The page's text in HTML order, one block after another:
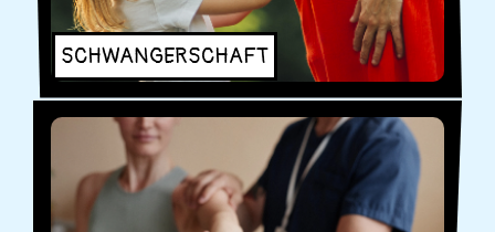
SCHWANGERSCHAFT